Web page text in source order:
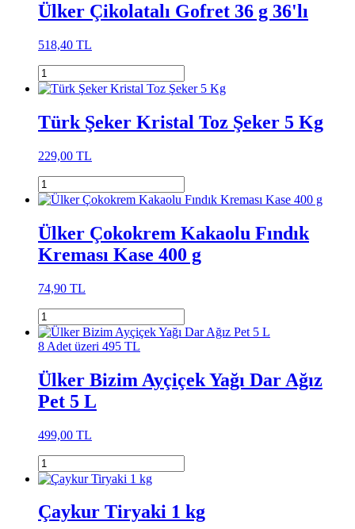
Ülker Çikolatalı Gofret 36 g 36'lı
518,40 TL
Türk Şeker Kristal Toz Şeker 5 Kg
229,00 TL
Ülker Çokokrem Kakaolu Fındık
Kreması Kase 400 g
74,90 TL
8 Adet üzeri 495 TL
Ülker Bizim Ayçiçek Yağı Dar Ağız
Pet 5 L
499,00 TL
Çaykur Tiryaki 1 kg